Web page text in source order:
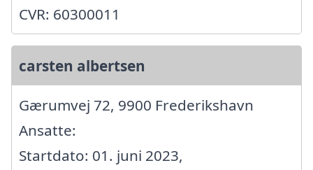
CVR: 60300011
carsten albertsen
Gærumvej 72, 9900 Frederikshavn
Ansatte:
Startdato: 01. juni 2023,